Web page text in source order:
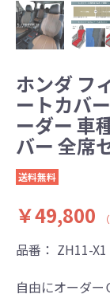
ホンダ フ
ートカバ
ーダー 車
バー 全席
送料無料
￥49,800
品番： ZH11-
自由にオーダ